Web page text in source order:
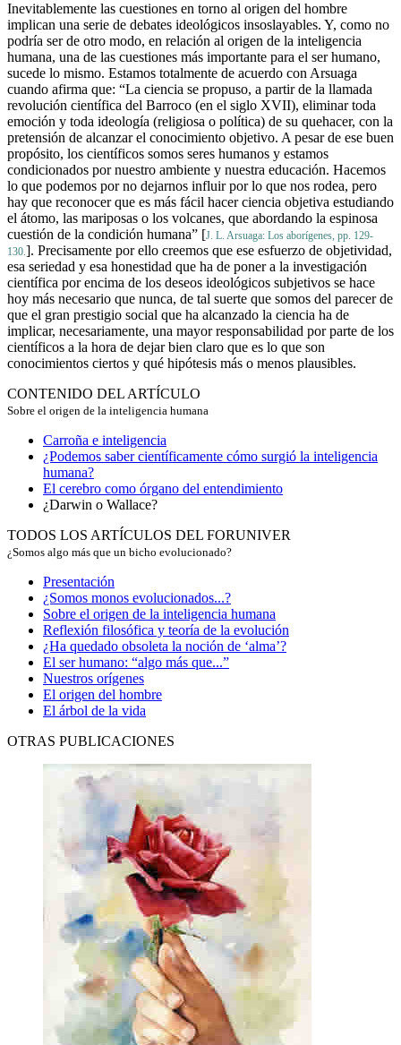
Inevitablemente las cuestiones en torno al origen del hombre
implican una serie de debates ideológicos insoslayables. Y, como no
podría ser de otro modo, en relación al origen de la inteligencia
humana, una de las cuestiones más importante para el ser humano,
sucede lo mismo. Estamos totalmente de acuerdo con Arsuaga
cuando afirma que: “La ciencia se propuso, a partir de la llamada
revolución científica del Barroco (en el siglo XVII), eliminar toda
emoción y toda ideología (religiosa o política) de su quehacer, con la
pretensión de alcanzar el conocimiento objetivo. A pesar de ese buen
propósito, los científicos somos seres humanos y estamos
condicionados por nuestro ambiente y nuestra educación. Hacemos
lo que podemos por no dejarnos influir por lo que nos rodea, pero
hay que reconocer que es más fácil hacer ciencia objetiva estudiando
el átomo, las mariposas o los volcanes, que abordando la espinosa
cuestión de la condición humana” [J. L. Arsuaga: Los aborígenes, pp. 129-
130.]. Precisamente por ello creemos que ese esfuerzo de objetividad,
esa seriedad y esa honestidad que ha de poner a la investigación
científica por encima de los deseos ideológicos subjetivos se hace
hoy más necesario que nunca, de tal suerte que somos del parecer de
que el gran prestigio social que ha alcanzado la ciencia ha de
implicar, necesariamente, una mayor responsabilidad por parte de los
científicos a la hora de dejar bien claro que es lo que son
conocimientos ciertos y qué hipótesis más o menos plausibles.
CONTENIDO DEL ARTÍCULO
Sobre el origen de la inteligencia humana
Carroña e inteligencia
¿Podemos saber científicamente cómo surgió la inteligencia
humana?
El cerebro como órgano del entendimiento
¿Darwin o Wallace?
TODOS LOS ARTÍCULOS DEL FORUNIVER
¿Somos algo más que un bicho evolucionado?
Presentación
¿Somos monos evolucionados...?
Sobre el origen de la inteligencia humana
Reflexión filosófica y teoría de la evolución
¿Ha quedado obsoleta la noción de ‘alma’?
El ser humano: “algo más que...”
Nuestros orígenes
El origen del hombre
El árbol de la vida
OTRAS PUBLICACIONES